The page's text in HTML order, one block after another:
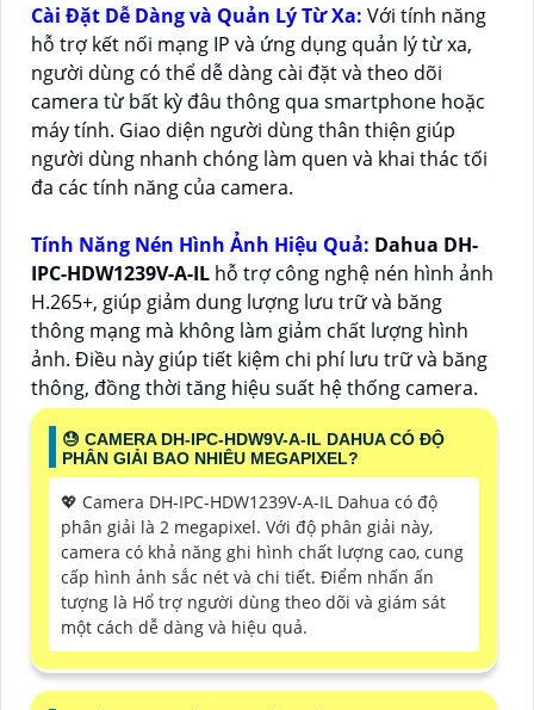
Cài Đặt Dễ Dàng và Quản Lý Từ Xa: Với tính năng
hỗ trợ kết nối mạng IP và ứng dụng quản lý từ xa,
người dùng có thể dễ dàng cài đặt và theo dõi
camera từ bất kỳ đâu thông qua smartphone hoặc
máy tính. Giao diện người dùng thân thiện giúp
người dùng nhanh chóng làm quen và khai thác tối
đa các tính năng của camera.
Tính Năng Nén Hình Ảnh Hiệu Quả: Dahua DH-
IPC-HDW1239V-A-IL hỗ trợ công nghệ nén hình ảnh
H.265+, giúp giảm dung lượng lưu trữ và băng
thông mạng mà không làm giảm chất lượng hình
ảnh. Điều này giúp tiết kiệm chi phí lưu trữ và băng
thông, đồng thời tăng hiệu suất hệ thống camera.
😓 CAMERA DH-IPC-HDW9V-A-IL DAHUA CÓ ĐỘ
PHÂN GIẢI BAO NHIÊU MEGAPIXEL?
💖 Camera DH-IPC-HDW1239V-A-IL Dahua có độ
phân giải là 2 megapixel. Với độ phân giải này,
camera có khả năng ghi hình chất lượng cao, cung
cấp hình ảnh sắc nét và chi tiết. Điểm nhấn ấn
tượng là Hổ trợ người dùng theo dõi và giám sát
một cách dễ dàng và hiệu quả.